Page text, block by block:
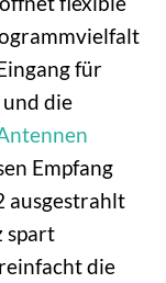
für
die
Empfang
ausgestrahlt
spart
die